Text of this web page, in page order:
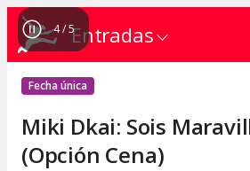
Entradas
4/5
Fecha única
Miki Dkai: Sois
(Opción Cena)